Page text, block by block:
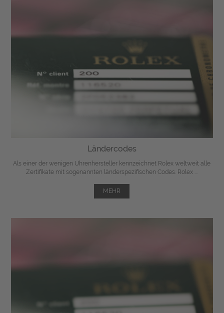
Ländercodes
Als einer der wenigen Uhrenhersteller kennzeichnet Rolex weltweit alle
Zertifikate mit sogenannten länderspezifischen Codes. Rolex ...
MEHR